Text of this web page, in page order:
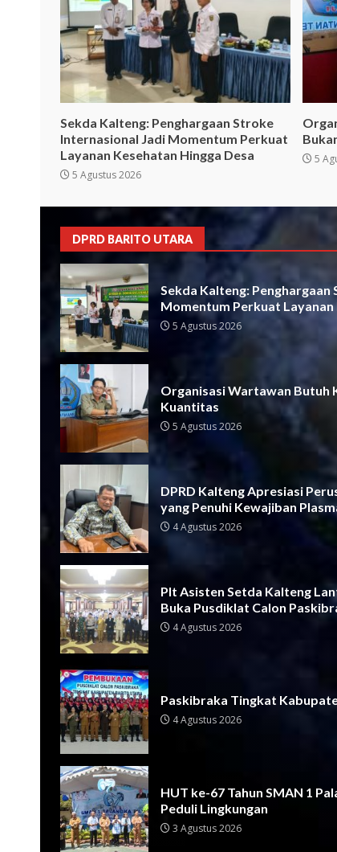
Sekda Kalteng: Penghargaan Stroke
Internasional Jadi Momentum Perkuat
Layanan Kesehatan Hingga Desa
5 Agustus 2026
5
DPRD BARITO UTARA
Sekda Kalteng:
Momentum Perkuat Layanan
5 Agustus 2026
Organisasi Wartawan Butuh
Kuantitas
5 Agustus 2026
DPRD Kalteng Apresiasi
yang Penuhi Kewajiban
4 Agustus 2026
Plt Asisten Setda Kalteng
Buka Pusdiklat Calon
4 Agustus 2026
Paskibraka Tingkat
4 Agustus 2026
HUT ke-67 Tahun SMAN 1
Peduli Lingkungan
3 Agustus 2026